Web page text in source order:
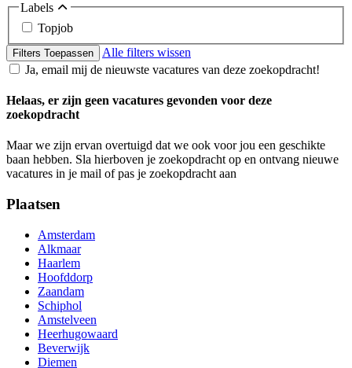
Labels
Topjob
Filters Toepassen
Alle filters wissen
Ja, email mij de nieuwste vacatures van deze zoekopdracht!
Helaas, er zijn geen vacatures gevonden voor deze
zoekopdracht
Maar we zijn ervan overtuigd dat we ook voor jou een geschikte
baan hebben. Sla hierboven je zoekopdracht op en ontvang nieuwe
vacatures in je mail of pas je zoekopdracht aan
Plaatsen
Amsterdam
Alkmaar
Haarlem
Hoofddorp
Zaandam
Schiphol
Amstelveen
Heerhugowaard
Beverwijk
Diemen